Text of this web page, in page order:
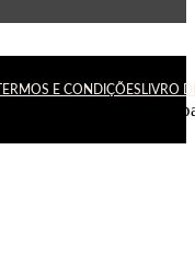
TERMOS E CONDIÇÕES LIVRO